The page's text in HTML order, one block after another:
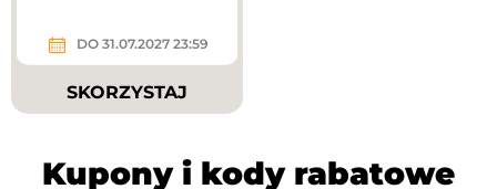
DO 31.07.2027 23:59
SKORZYSTAJ
Kupony i kody rabatowe